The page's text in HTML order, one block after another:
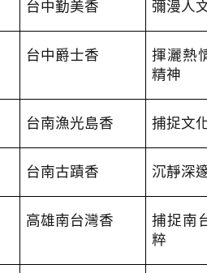
台中勤美香 彌漫人
台中爵士香
揮灑熱
精神
台南漁光島香 捕捉文
台南古蹟香 沉靜深
高雄南台灣香
捕捉南
粹